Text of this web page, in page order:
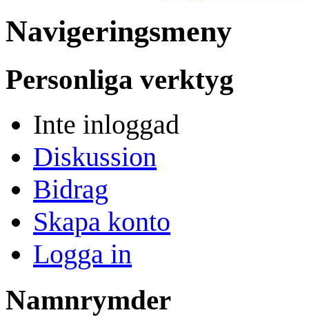
Navigeringsmeny
Personliga verktyg
Inte inloggad
Diskussion
Bidrag
Skapa konto
Logga in
Namnrymder